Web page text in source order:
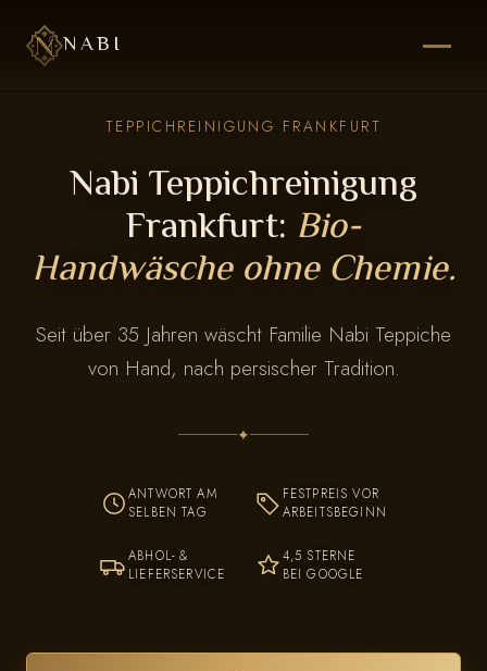
NABI
TEPPICHREINIGUNG FRANKFURT
Nabi Teppichreinigung
Frankfurt: Bio-
Handwäsche ohne Chemie.
Seit über 35 Jahren wäscht Familie Nabi Teppiche
von Hand, nach persischer Tradition.
✦
ANTWORT AM
SELBEN TAG
FESTPREIS VOR
ARBEITSBEGINN
ABHOL- &
LIEFERSERVICE
4,5 STERNE
BEI GOOGLE